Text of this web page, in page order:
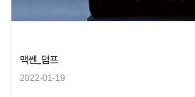
맥쎈_덤프
2022-01-19